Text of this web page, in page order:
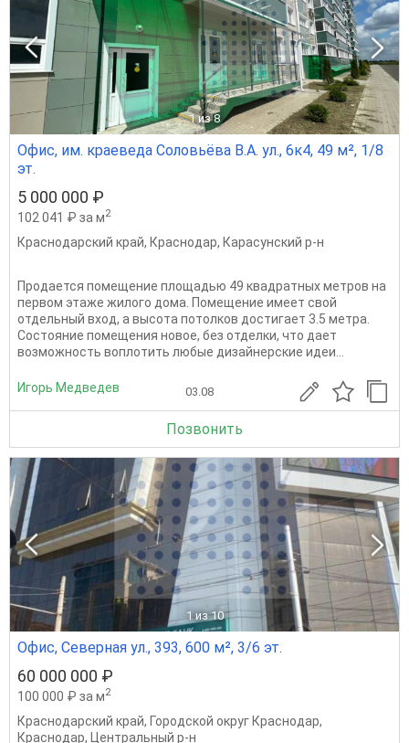
1 из 8
Офис, им. краеведа Соловьёва В.А. ул., 6к4, 49 м², 1/8
эт.
5 000 000 ₽
102 041 ₽ за м2
Краснодарский край, Краснодар, Карасунский р-н
Продается помещение площадью 49 квадратных метров на
первом этаже жилого дома. Помещение имеет свой
отдельный вход, а высота потолков достигает 3.5 метра.
Состояние помещения новое, без отделки, что дает
возможность воплотить любые дизайнерские идеи...
Игорь Медведев 03.08
Позвонить
1 из 10
Офис, Северная ул., 393, 600 м², 3/6 эт.
60 000 000 ₽
100 000 ₽ за м2
Краснодарский край, Городской округ Краснодар,
Краснодар, Центральный р-н